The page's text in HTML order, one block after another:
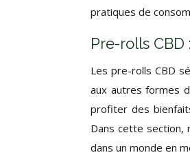
pratiques de
Pre-rolls
Les pre-rolls CBD
aux autres formes
profiter des
Dans cette section,
dans un monde en